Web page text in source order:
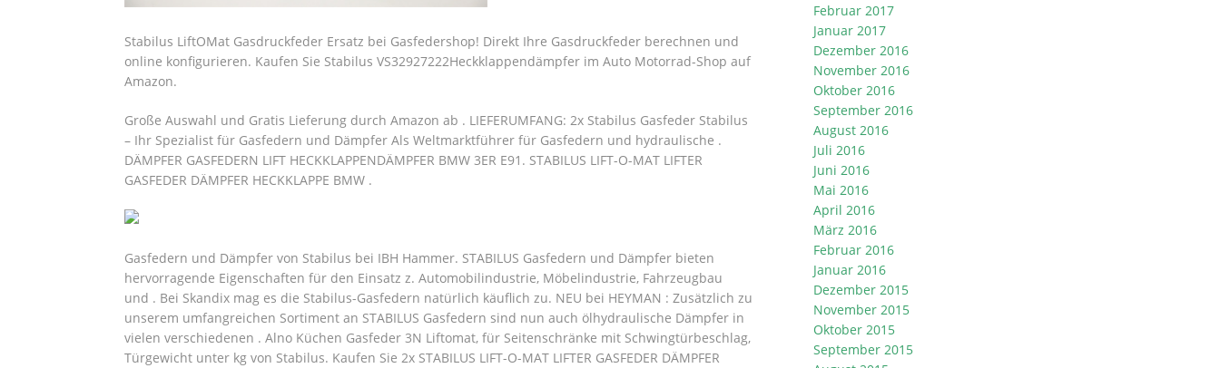
Stabilus LiftOMat Gasdruckfeder Ersatz bei Gasfedershop! Direkt Ihre Gasdruckfeder berechnen und
online konfigurieren. Kaufen Sie Stabilus VS32927222Heckklappendämpfer im Auto Motorrad-Shop auf
Amazon.
Große Auswahl und Gratis Lieferung durch Amazon ab . LIEFERUMFANG: 2x Stabilus Gasfeder Stabilus
– Ihr Spezialist für Gasfedern und Dämpfer Als Weltmarktführer für Gasfedern und hydraulische .
DÄMPFER GASFEDERN LIFT HECKKLAPPENDÄMPFER BMW 3ER E91. STABILUS LIFT-O-MAT LIFTER
GASFEDER DÄMPFER HECKKLAPPE BMW .
Gasfedern und Dämpfer von Stabilus bei IBH Hammer. STABILUS Gasfedern und Dämpfer bieten
hervorragende Eigenschaften für den Einsatz z. Automobilindustrie, Möbelindustrie, Fahrzeugbau
und . Bei Skandix mag es die Stabilus-Gasfedern natürlich käuflich zu. NEU bei HEYMAN : Zusätzlich zu
unserem umfangreichen Sortiment an STABILUS Gasfedern sind nun auch ölhydraulische Dämpfer in
vielen verschiedenen . Alno Küchen Gasfeder 3N Liftomat, für Seitenschränke mit Schwingtürbeschlag,
Türgewicht unter kg von Stabilus. Kaufen Sie 2x STABILUS LIFT-O-MAT LIFTER GASFEDER DÄMPFER
Februar 2017
Januar 2017
Dezember 2016
November 2016
Oktober 2016
September 2016
August 2016
Juli 2016
Juni 2016
Mai 2016
April 2016
März 2016
Februar 2016
Januar 2016
Dezember 2015
November 2015
Oktober 2015
September 2015